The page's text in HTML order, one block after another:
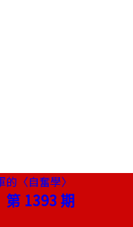
的〈自奮學〉
第 1393 期